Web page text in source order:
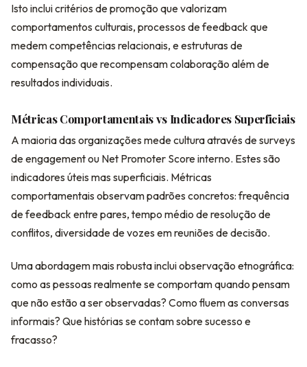
Isto inclui critérios de promoção que valorizam
comportamentos culturais, processos de feedback que
medem competências relacionais, e estruturas de
compensação que recompensam colaboração além de
resultados individuais.
Métricas Comportamentais vs Indicadores Superficiais
A maioria das organizações mede cultura através de surveys
de engagement ou Net Promoter Score interno. Estes são
indicadores úteis mas superficiais. Métricas
comportamentais observam padrões concretos: frequência
de feedback entre pares, tempo médio de resolução de
conflitos, diversidade de vozes em reuniões de decisão.
Uma abordagem mais robusta inclui observação etnográfica:
como as pessoas realmente se comportam quando pensam
que não estão a ser observadas? Como fluem as conversas
informais? Que histórias se contam sobre sucesso e
fracasso?